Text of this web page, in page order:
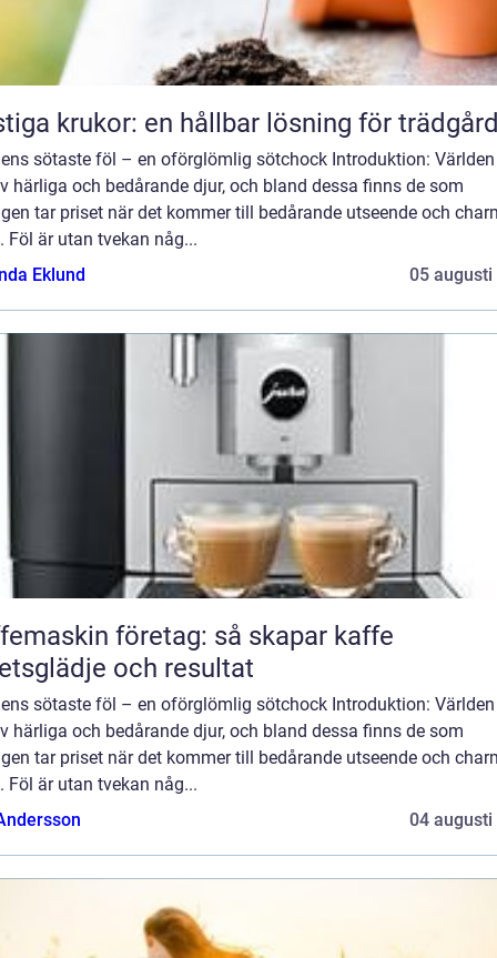
krukor: en hållbar lösning för
sötaste föl – en oförglömlig sötchock Introduktion:
härliga och bedårande djur, och bland dessa finns de som
tar priset när det kommer till bedårande utseende och
Föl är utan tvekan någ...
Eklund
05 augusti
företag: så skapar kaffe
och resultat
sötaste föl – en oförglömlig sötchock Introduktion:
härliga och bedårande djur, och bland dessa finns de som
tar priset när det kommer till bedårande utseende och
Föl är utan tvekan någ...
04 augusti